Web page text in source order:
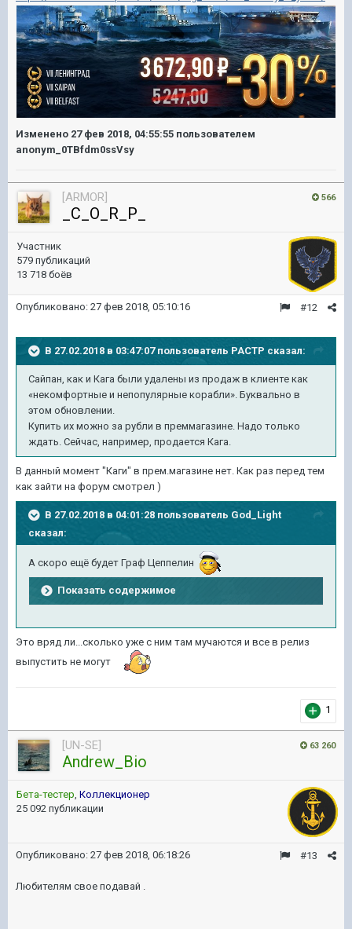
Изменено 27 фев 2018, 04:55:55 пользователем
anonym_0TBfdm0ssVsy
566
[ARMOR]
_C_O_R_P_
Участник
579 публикаций
13 718 боёв
#12
Опубликовано: 27 фев 2018, 05:10:16
В 27.02.2018 в 03:47:07 пользователь PACTP сказал:
Сайпан, как и Кага были удалены из продаж в клиенте как
«некомфортные и непопулярные корабли». Буквально в
этом обновлении.
Купить их можно за рубли в преммагазине. Надо только
ждать. Сейчас, например, продается Кага.
В данный момент "Каги" в прем.магазине нет. Как раз перед тем
как зайти на форум смотрел )
В 27.02.2018 в 04:01:28 пользователь God_Light
сказал:
А скоро ещё будет Граф Цеппелин
Показать содержимое
Это вряд ли...сколько уже с ним там мучаются и все в релиз
выпустить не могут
1
63 260
[UN-SE]
Andrew_Bio
Бета-тестер, Коллекционер
25 092 публикации
#13
Опубликовано: 27 фев 2018, 06:18:26
Любителям свое подавай .